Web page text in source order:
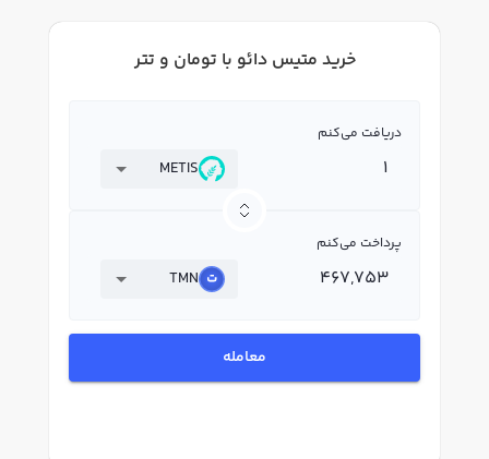
خرید متیس دائو با تومان و تتر
دریافت می‌کنم
METIS
پرداخت می‌کنم
TMN
معامله